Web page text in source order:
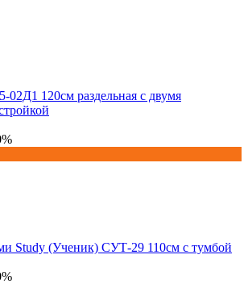
120см раздельная с двумя
Study (Ученик) СУТ-29 110см с тумбой